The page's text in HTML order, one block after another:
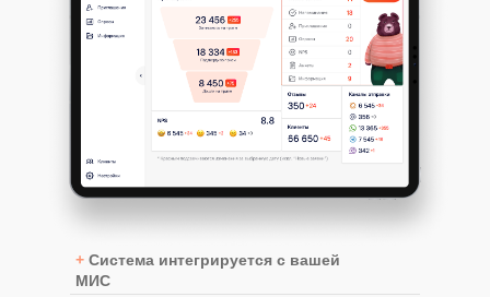
+ Система интегрируется с вашей
МИС